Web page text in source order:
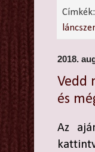
Címkék:
2018.
Vedd
és
Az